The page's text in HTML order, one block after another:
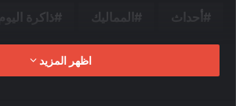
أحداث المماليك ذاكرة اليوم
اظهر المزيد